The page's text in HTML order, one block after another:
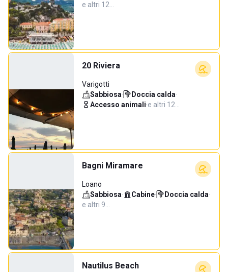
e altri 12…
20 Riviera
Varigotti
Sabbiosa· Doccia calda·
Accesso animali·e altri 12…
Bagni Miramare
Loano
Sabbiosa· Cabine· Doccia calda·
e altri 9…
Nautilus Beach